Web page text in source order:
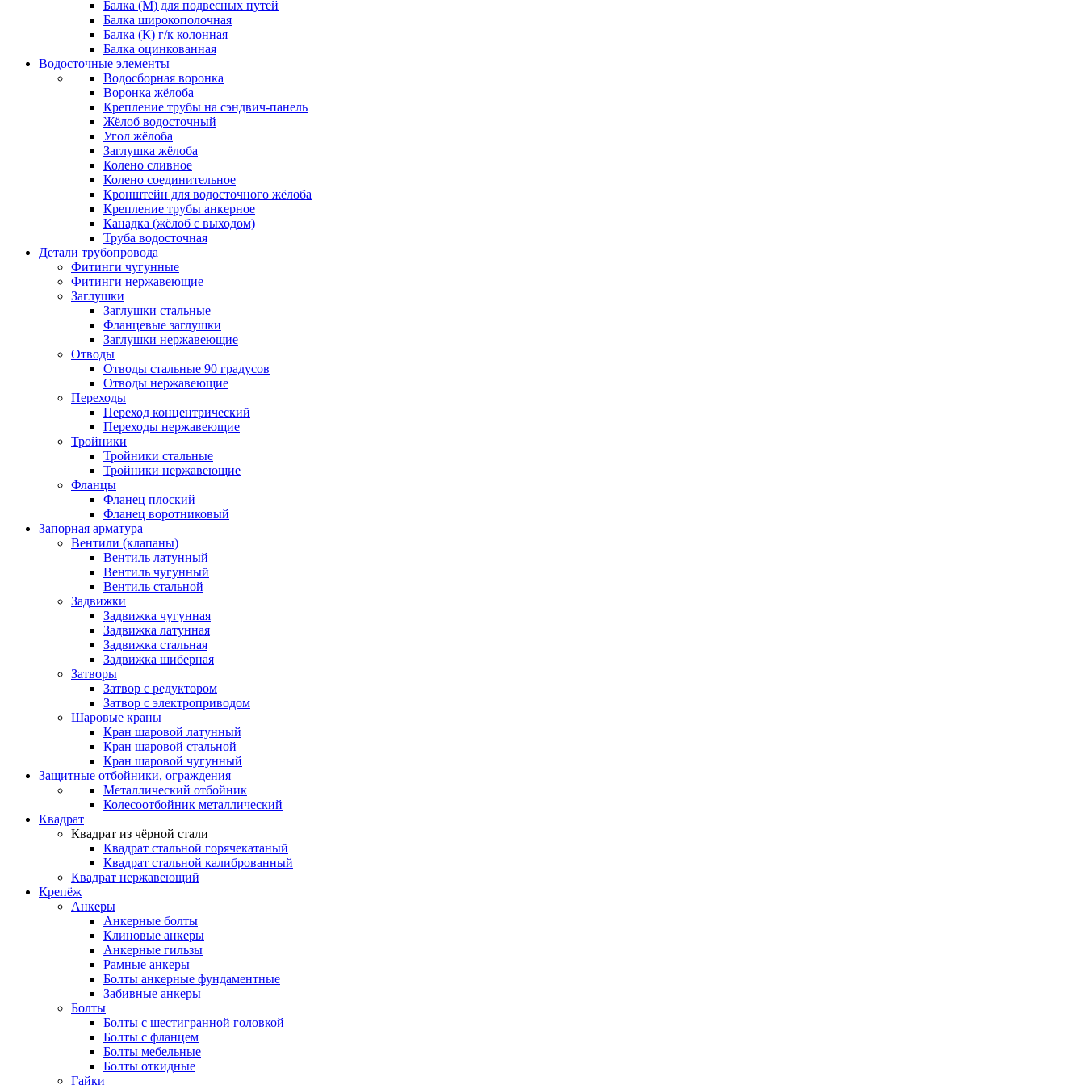
Балка (М) для подвесных путей
Балка широкополочная
Балка (К) г/к колонная
Балка оцинкованная
Водосточные элементы
Водосборная воронка
Воронка жёлоба
Крепление трубы на сэндвич-панель
Жёлоб водосточный
Угол жёлоба
Заглушка жёлоба
Колено сливное
Колено соединительное
Кронштейн для водосточного жёлоба
Крепление трубы анкерное
Канадка (жёлоб с выходом)
Труба водосточная
Детали трубопровода
Фитинги чугунные
Фитинги нержавеющие
Заглушки
Заглушки стальные
Фланцевые заглушки
Заглушки нержавеющие
Отводы
Отводы стальные 90 градусов
Отводы нержавеющие
Переходы
Переход концентрический
Переходы нержавеющие
Тройники
Тройники стальные
Тройники нержавеющие
Фланцы
Фланец плоский
Фланец воротниковый
Запорная арматура
Вентили (клапаны)
Вентиль латунный
Вентиль чугунный
Вентиль стальной
Задвижки
Задвижка чугунная
Задвижка латунная
Задвижка стальная
Задвижка шиберная
Затворы
Затвор с редуктором
Затвор с электроприводом
Шаровые краны
Кран шаровой латунный
Кран шаровой стальной
Кран шаровой чугунный
Защитные отбойники, ограждения
Металлический отбойник
Колесоотбойник металлический
Квадрат
Квадрат из чёрной стали
Квадрат стальной горячекатаный
Квадрат стальной калиброванный
Квадрат нержавеющий
Крепёж
Анкеры
Анкерные болты
Клиновые анкеры
Анкерные гильзы
Рамные анкеры
Болты анкерные фундаментные
Забивные анкеры
Болты
Болты с шестигранной головкой
Болты с фланцем
Болты мебельные
Болты откидные
Гайки